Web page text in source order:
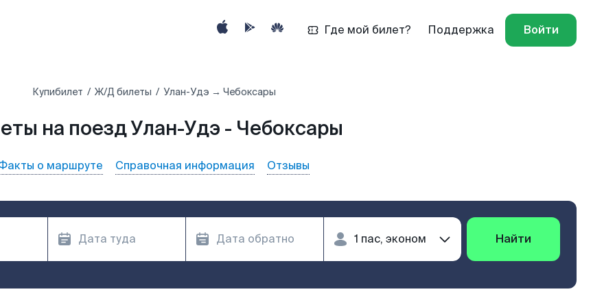
Где мой билет? Поддержка Войти
Купибилет Ж/Д билеты Улан-Удэ → Чебоксары
на поезд Улан-Удэ - Чебоксары
о маршруте Справочная информация Отзывы
Найти